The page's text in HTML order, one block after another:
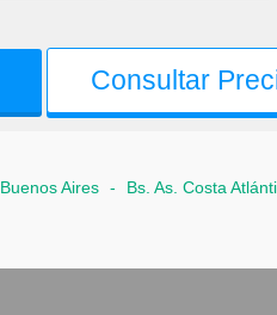
Consultar
Buenos Aires - Bs. As. Costa